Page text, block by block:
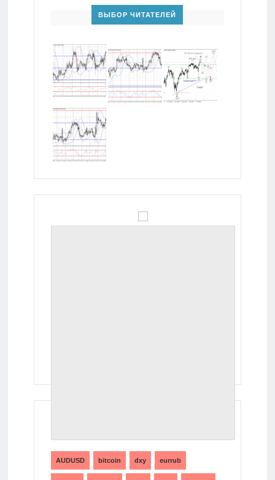
ВЫБОР ЧИТАТЕЛЕЙ
AUDUSD bitcoin dxy eurrub